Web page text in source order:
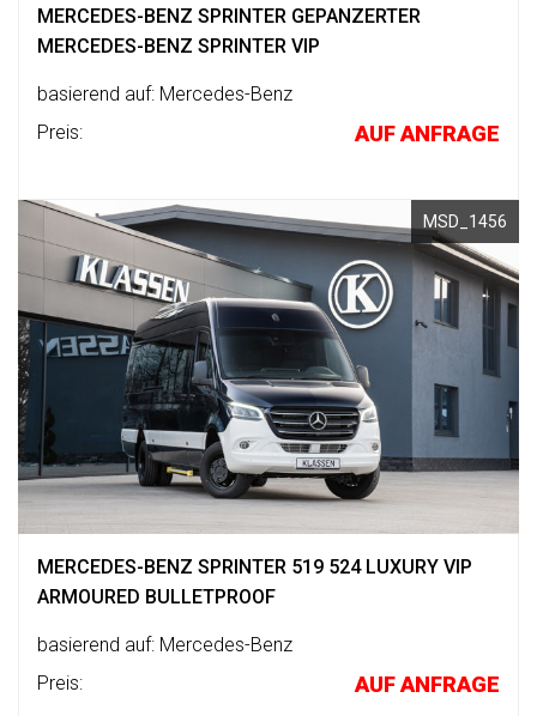
BESCHUSSAMT
QUALITÄT
HERGESTELLT
DEUTSCHLAND
QUALITÄTSKONTROLLE
FERTIGUNGSQUALITÄT
KLASSEN
GARANTIE
V-
BUSINESS
VAN
MERCEDES-BENZ SPRINTER GEPANZERTER
MERCEDES-BENZ SPRINTER VIP
basierend auf: Mercedes-Benz
Preis:
AUF ANFRAGE
MSD_1456
MERCEDES-BENZ SPRINTER 519 524 LUXURY VIP
ARMOURED BULLETPROOF
basierend auf: Mercedes-Benz
Preis:
AUF ANFRAGE